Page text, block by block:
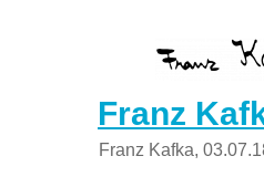
Franz
Franz Kafka,